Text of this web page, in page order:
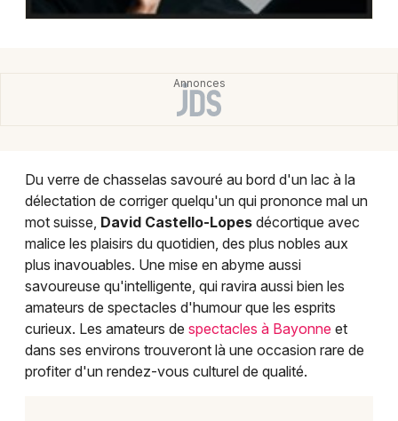
Du verre de chasselas savouré au bord d'un lac à la
délectation de corriger quelqu'un qui prononce mal un
mot suisse, David Castello-Lopes décortique avec
malice les plaisirs du quotidien, des plus nobles aux
plus inavouables. Une mise en abyme aussi
savoureuse qu'intelligente, qui ravira aussi bien les
amateurs de spectacles d'humour que les esprits
curieux. Les amateurs de spectacles à Bayonne et
dans ses environs trouveront là une occasion rare de
profiter d'un rendez-vous culturel de qualité.